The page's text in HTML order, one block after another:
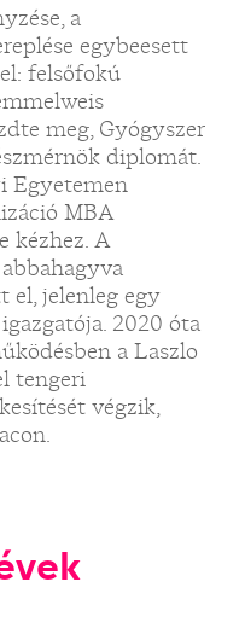
a
egybeesett
felsőfokú
meg, Gyógyszer
diplomát.
Egyetemen
MBA
kézhez. A
el, jelenleg egy
2020 óta
a Laszlo
tengeri
végzik,